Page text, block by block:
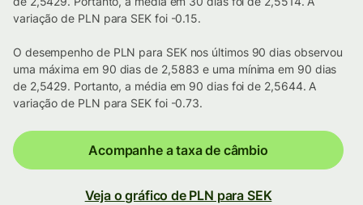
variação de PLN para SEK foi -0.15.
O desempenho de PLN para SEK nos últimos 90 dias observou
uma máxima em 90 dias de 2,5883 e uma mínima em 90 dias
de 2,5429. Portanto, a média em 90 dias foi de 2,5644. A
variação de PLN para SEK foi -0.73.
Acompanhe a taxa de câmbio
Veja o gráfico de PLN para SEK